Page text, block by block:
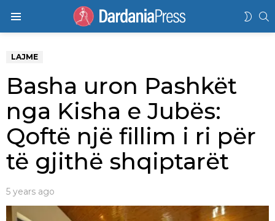
LAJME
Basha uron Pashkët
nga Kisha e Jubës:
Qoftë një fillim i ri për
të gjithë shqiptarët
5 years ago